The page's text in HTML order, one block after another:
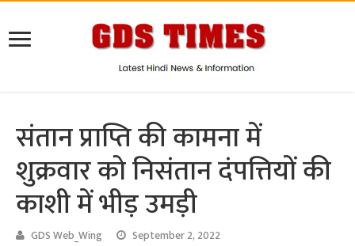
संतान प्राप्ति की कामना में
शुक्रवार को निसंतान दंपत्तियों की
काशी में भीड़ उमड़ी
GDS Web_Wing September 2, 2022